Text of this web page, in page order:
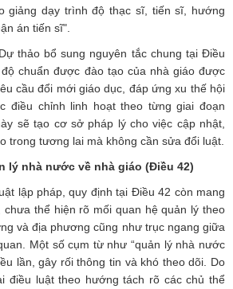
giảng dạy trình độ thạc sĩ, tiến sĩ, hướng
án tiến sĩ".
thảo bổ sung nguyên tắc chung tại Điều
chuẩn được đào tạo của nhà giáo được
cầu đổi mới giáo dục, đáp ứng xu thế hội
điều chỉnh linh hoạt theo từng giai đoạn
sẽ tạo cơ sở pháp lý cho việc cập nhật,
trong tương lai mà không cần sửa đổi luật.
lý nhà nước về nhà giáo (Điều 42)
lập pháp, quy định tại Điều 42 còn mang
thể hiện rõ mối quan hệ quản lý theo
và địa phương cũng như trục ngang giữa
Một số cụm từ như “quản lý nhà nước
lần, gây rối thông tin và khó theo dõi. Do
điều luật theo hướng tách rõ các chủ thể